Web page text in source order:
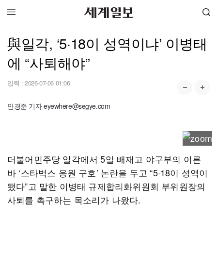
與일각, ‘5·18이 성역이냐’ 이병태
에 “사퇴해야”
입력 : 2026-07-06 01:06
안경준 기자 eyewhere@segye.com
더불어민주당 일각에서 5일 배재고 야구부의 이른
바 ‘스타벅스 응원 구호’ 논란을 두고 “5·18이 성역이
됐다”고 말한 이병태 규제합리화위원회 부위원장의
사퇴를 촉구하는 목소리가 나왔다.